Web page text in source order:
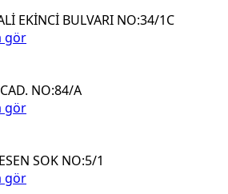
EKİNCİ BULVARI NO:34/1C
gör
NO:84/A
gör
SOK NO:5/1
gör